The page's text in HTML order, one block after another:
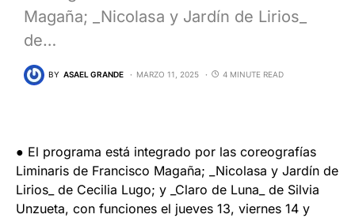
Magaña; _Nicolasa y Jardín de Lirios_
de…
BY ASAEL GRANDE MARZO 11, 2025 4 MINUTE READ
● El programa está integrado por las coreografías
Liminaris de Francisco Magaña; _Nicolasa y Jardín de
Lirios_ de Cecilia Lugo; y _Claro de Luna_ de Silvia
Unzueta, con funciones el jueves 13, viernes 14 y